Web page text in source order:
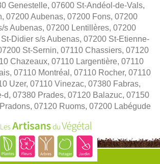
Genestelle, 07600 St-Andéol-de-Vals,
07200 Aubenas, 07200 Fons, 07200
s Aubenas, 07200 Lentillères, 07200
Didier s/s Aubenas, 07200 St-Etienne-
St-Sernin, 07110 Chassiers, 07120
Chazeaux, 07110 Largentière, 07110
07110 Montréal, 07110 Rocher, 07110
Uzer, 07110 Vinezac, 07380 Fabras,
d, 07380 Prades, 07120 Balazuc, 07150
07120 Ruoms, 07200 Labégude